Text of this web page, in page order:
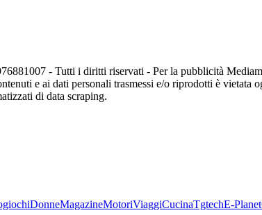
- Tutti i diritti riservati - Per la pubblicità
e ai dati personali trasmessi e/o riprodotti è
di data scraping.
DonneMagazineMotoriViaggiCucinaTgtechE-Planet